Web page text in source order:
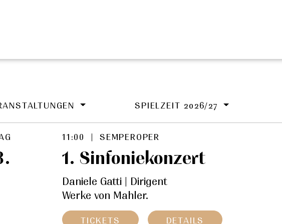
SPIELZEIT 2026/27
11:00 | SEMPEROPER
1. Sinfoniekonzert
Daniele Gatti | Dirigent
Werke von Mahler.
TICKETS DETAILS